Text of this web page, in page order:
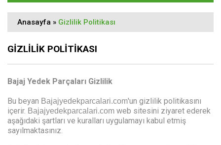
Anasayfa » Gizlilik Politikası
GIZLILIK POLITIKASI
Bajaj Yedek Parçaları Gizlilik
Bu beyan Bajajyedekparcalari.com'un gizlilik politikasını
içerir. Bajajyedekparcalari.com web sitesini ziyaret ederek
aşağıdaki şartları ve kuralları uygulamayı kabul etmiş
sayılmaktasınız.